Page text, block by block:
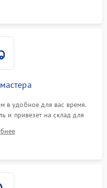
в удобное для вас время.
и привезет на склад для